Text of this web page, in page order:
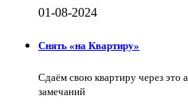
01-08-2024
Снять «на Квартиру»
Сдаём свою квартиру через это
замечаний